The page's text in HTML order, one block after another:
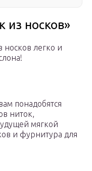
из носков»
носков легко и
понадобятся
ниток,
мягкой
и фурнитура для